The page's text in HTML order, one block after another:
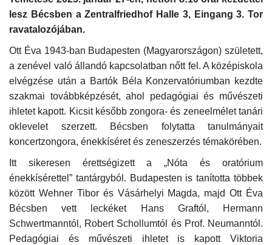
Sport
Sajtó
Rendezvény
Humor
Napló postája
Galéria
Újság Archívum
Emlékezzünk †
lesz Bécsben a Zentralfriedhof Halle 3, Eingang 3. Tor
ravatalozójában.
Ott Éva 1943-ban Budapesten (Magyarországon) született,
a zenével való állandó kapcsolatban nőtt fel. A középiskola
elvégzése után a Bartók Béla Konzervatóriumban kezdte
szakmai továbbképzését, ahol pedagógiai és művészeti
ihletet kapott. Kicsit később zongora- és zeneelmélet tanári
oklevelet szerzett. Bécsben folytatta tanulmányait
koncertzongora, énekkíséret és zeneszerzés témakörében.
Itt sikeresen érettségizett a „Nóta és oratórium
énekkísérettel” tantárgyból. Budapesten is tanította többek
között Wehner Tibor és Vásárhelyi Magda, majd Ott Éva
Bécsben vett leckéket Hans Graftól, Hermann
Schwertmanntól, Robert Schollumtól és Prof. Neumanntól.
Pedagógiai és művészeti ihletet is kapott Viktoria